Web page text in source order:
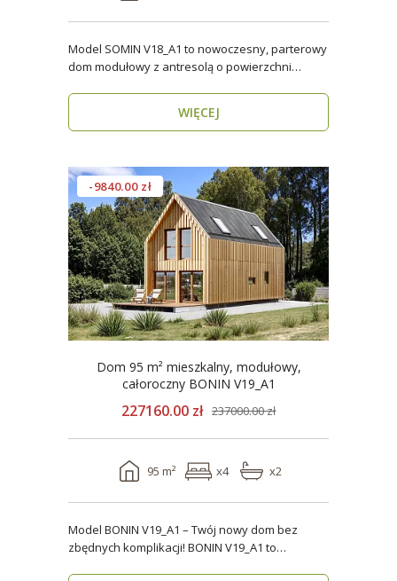
Model SOMIN V18_A1 to nowoczesny, parterowy
dom modułowy z antresolą o powierzchni
WIĘCEJ
-9840.00 zł
Dom 95 m² mieszkalny, modułowy,
całoroczny BONIN V19_A1
227160.00 zł 237000.00 zł
95 m² x4 x2
Model BONIN V19_A1 – Twój nowy dom bez
zbędnych komplikacji! BONIN V19_A1 to